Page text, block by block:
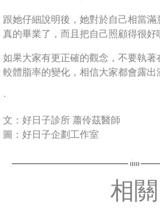
跟她仔細說明後，她對於自己相當
真的畢業了，而且把自己照顧得很好
如果大家有更正確的觀念，不要執
較體脂率的變化，相信大家都會露出
·
文：好日子診所 蕭伶茲醫師
圖：好日子企劃工作室
相關